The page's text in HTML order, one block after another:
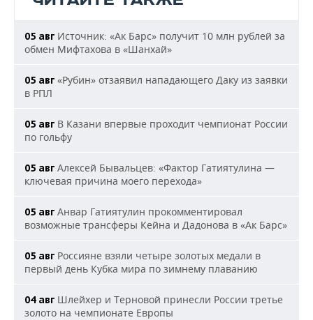
05 авг Источник: «Ак Барс» получит 10 млн рублей за
обмен Мифтахова в «Шанхай»
05 авг «Рубин» отзаявил нападающего Даку из заявки
в РПЛ
05 авг В Казани впервые проходит чемпионат России
по гольфу
05 авг Алексей Бывальцев: «Фактор Гатиятулина —
ключевая причина моего перехода»
05 авг Анвар Гатиятулин прокомментировал
возможные трансферы Кейна и Дадонова в «Ак Барс»
05 авг Россияне взяли четыре золотых медали в
первый день Кубка мира по зимнему плаванию
04 авг Шлейхер и Терновой принесли России третье
золото на чемпионате Европы